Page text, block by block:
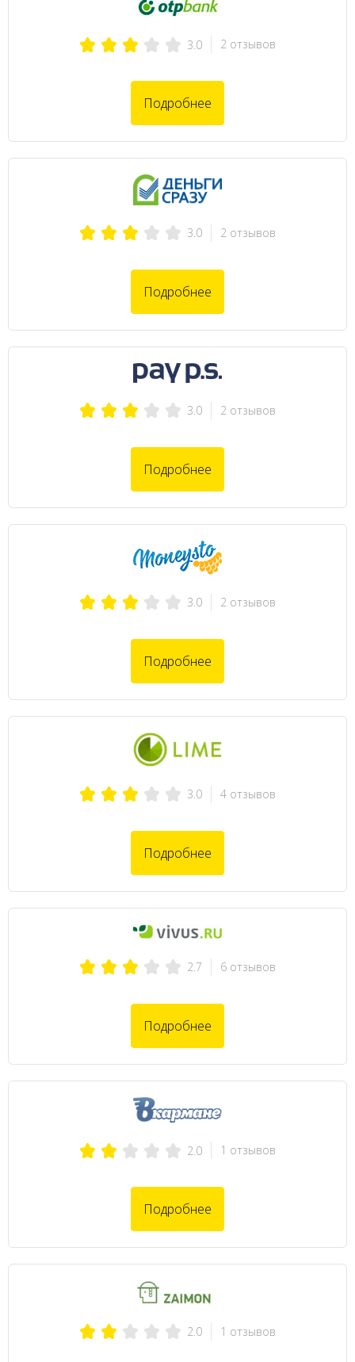
3.0 2 отзывов
Подробнее
3.0 2 отзывов
Подробнее
3.0 2 отзывов
Подробнее
3.0 2 отзывов
Подробнее
3.0 4 отзывов
Подробнее
2.7 6 отзывов
Подробнее
2.0 1 отзывов
Подробнее
2.0 1 отзывов